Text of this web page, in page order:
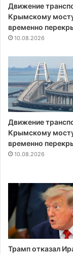
Движение
Крымскому
временно
10.08.2026
Движение
Крымскому
временно
10.08.2026
Трамп отказал